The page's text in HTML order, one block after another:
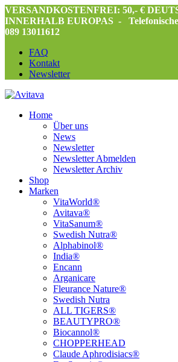
VERSANDKOSTENFREI: 50,- €
INNERHALB EUROPAS -
089 13011612
FAQ
Kontakt
Newsletter
Home
Über uns
News
Newsletter
Newsletter Abmelden
Newsletter Archiv
Shop
Marken
VitaWorld®
Avitava®
VitaSanum®
Swedish Nutra®
Alphabinol®
India®
Encann
Arganicare
Fleurance Nature®
Swedish Nutra
ALL TIGERS®
BEAUTYPRO®
Biocannol®
CHOPPERHEAD
Claude Aphrodisiacs®